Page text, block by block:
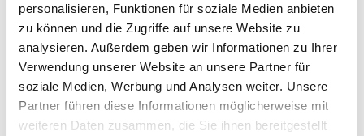
personalisieren, Funktionen für soziale Medien anbieten
zu können und die Zugriffe auf unsere Website zu
analysieren. Außerdem geben wir Informationen zu Ihrer
Verwendung unserer Website an unsere Partner für
soziale Medien, Werbung und Analysen weiter. Unsere
Partner führen diese Informationen möglicherweise mit
weiteren Daten zusammen, die Sie ihnen bereitgestellt
585
yellow gold
Size
6 mm
Gem Color
Gem Type
-
Gem